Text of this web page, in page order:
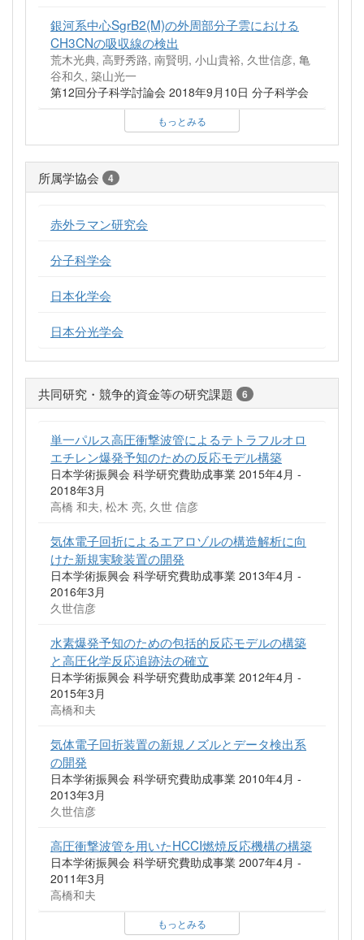
銀河系中心SgrB2(M)の外周部分子雲における
CH3CNの吸収線の検出
荒木光典, 高野秀路, 南賢明, 小山貴裕, 久世信彦, 亀
谷和久, 築山光一
第12回分子科学討論会 2018年9月10日 分子科学会
もっとみる
所属学協会 4
赤外ラマン研究会
分子科学会
日本化学会
日本分光学会
共同研究・競争的資金等の研究課題 6
単一パルス高圧衝撃波管によるテトラフルオロ
エチレン爆発予知のための反応モデル構築
日本学術振興会 科学研究費助成事業 2015年4月 -
2018年3月
高橋 和夫, 松木 亮, 久世 信彦
気体電子回折によるエアロゾルの構造解析に向
けた新規実験装置の開発
日本学術振興会 科学研究費助成事業 2013年4月 -
2016年3月
久世信彦
水素爆発予知のための包括的反応モデルの構築
と高圧化学反応追跡法の確立
日本学術振興会 科学研究費助成事業 2012年4月 -
2015年3月
高橋和夫
気体電子回折装置の新規ノズルとデータ検出系
の開発
日本学術振興会 科学研究費助成事業 2010年4月 -
2013年3月
久世信彦
高圧衝撃波管を用いたHCCI燃焼反応機構の構築
日本学術振興会 科学研究費助成事業 2007年4月 -
2011年3月
高橋和夫
もっとみる